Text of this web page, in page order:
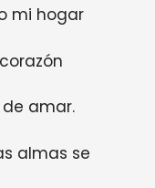
mi hogar
amar.
almas se